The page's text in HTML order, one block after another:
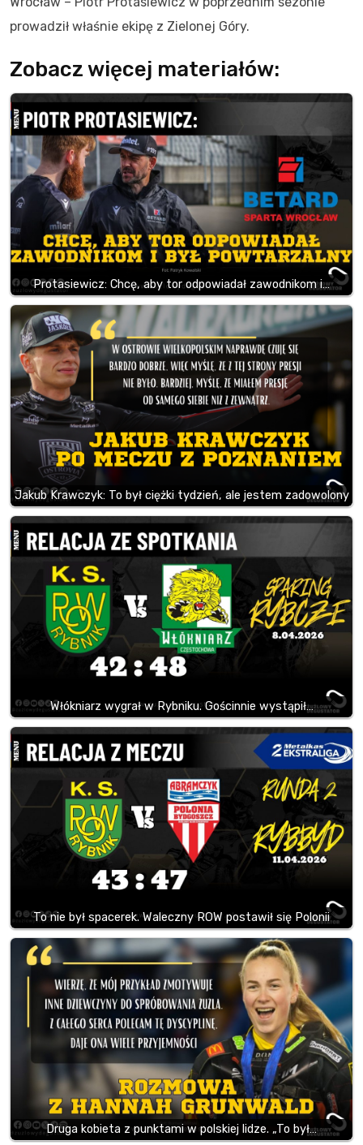
prowadził właśnie ekipę z Zielonej Góry.
Zobacz więcej materiałów:
Protasiewicz: Chcę, aby tor odpowiadał zawodnikom i…
Jakub Krawczyk: To był ciężki tydzień, ale jestem zadowolony
Włókniarz wygrał w Rybniku. Gościnnie wystąpił…
To nie był spacerek. Waleczny ROW postawił się Polonii
Druga kobieta z punktami w polskiej lidze. „To był…